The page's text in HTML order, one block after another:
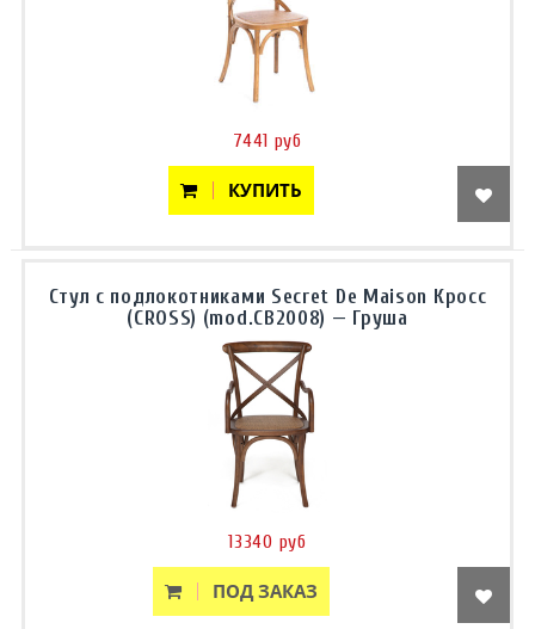
7441 руб
КУПИТЬ
Стул с подлокотниками Secret De Maison Кросс
(CROSS) (mod.CB2008) — Груша
13340 руб
ПОД ЗАКАЗ